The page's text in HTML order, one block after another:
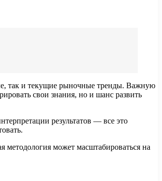
так и текущие рыночные тренды. Важную
свои знания, но и шанс развить
результатов — все это
методология может масштабироваться на